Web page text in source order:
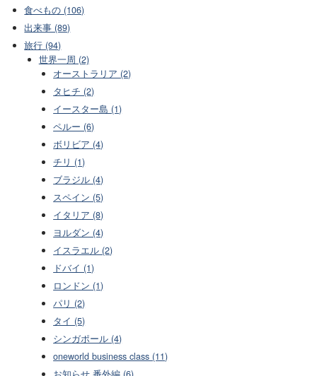
食べもの (106)
出来事 (89)
旅行 (94)
世界一周 (2)
オーストラリア (2)
タヒチ (2)
イースター島 (1)
ペルー (6)
ボリビア (4)
チリ (1)
ブラジル (4)
スペイン (5)
イタリア (8)
ヨルダン (4)
イスラエル (2)
ドバイ (1)
ロンドン (1)
パリ (2)
タイ (5)
シンガポール (4)
oneworld business class (11)